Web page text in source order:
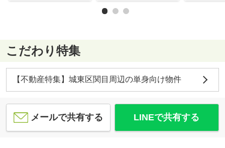
こだわり特集
【不動産特集】城東区関目周辺の単身向け物件
メールで共有する LINEで共有する